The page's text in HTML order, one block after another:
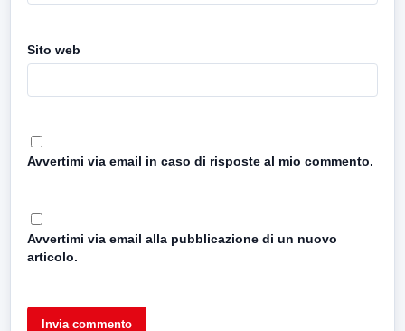
Sito web
Avvertimi via email in caso di risposte al mio commento.
Avvertimi via email alla pubblicazione di un nuovo
articolo.